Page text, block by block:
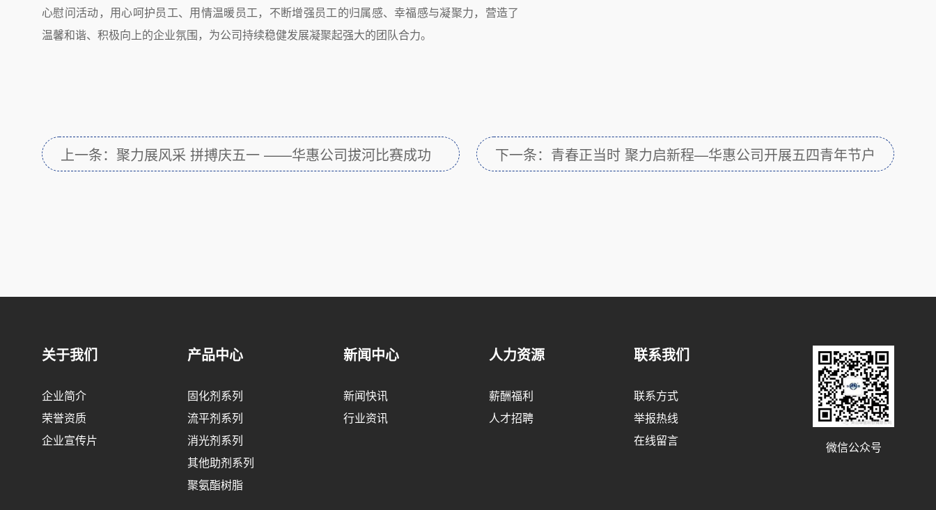
心慰问活动，用心呵护员工、用情温暖员工，不断增强员工的归属感、幸福感与凝聚力，营造了
温馨和谐、积极向上的企业氛围，为公司持续稳健发展凝聚起强大的团队合力。
上一条：聚力展风采 拼搏庆五一 ——华惠公司拔河比赛成功
下一条：青春正当时 聚力启新程—华惠公司开展五四青年节户
关于我们
企业简介
荣誉资质
企业宣传片
产品中心
固化剂系列
流平剂系列
消光剂系列
其他助剂系列
聚氨酯树脂
新闻中心
新闻快讯
行业资讯
人力资源
薪酬福利
人才招聘
联系我们
联系方式
举报热线
在线留言
微信公众号